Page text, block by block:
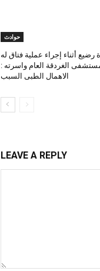
حوادث
رضيع أثناء إجراء عملية فتاق له
الغردقة العام واسرته :
الاهمال الطبى السبب
LEAVE A REPLY